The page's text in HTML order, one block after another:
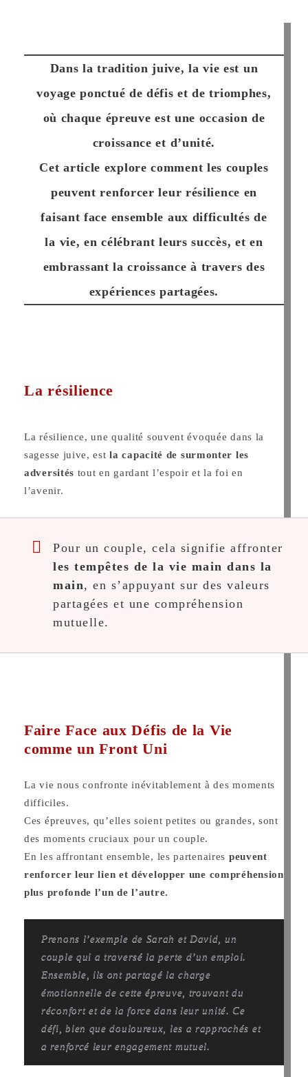
Dans la tradition juive, la vie est un
voyage ponctué de défis et de triomphes,
où chaque épreuve est une occasion de
croissance et d’unité.
Cet article explore comment les couples
peuvent renforcer leur résilience en
faisant face ensemble aux difficultés de
la vie, en célébrant leurs succès, et en
embrassant la croissance à travers des
expériences partagées.
La résilience
La résilience, une qualité souvent évoquée dans la
sagesse juive, estla capacité de surmonter les
adversités tout en gardant l’espoir et la foi en
l’avenir.
Pour un couple, cela signifie affronter
les tempêtes de la vie main dans la
main, en s’appuyant sur des valeurs
partagées et une compréhension
mutuelle.
Faire Face aux Défis de la Vie
comme un Front Uni
La vie nous confronte inévitablement à des moments
difficiles.
Ces épreuves, qu’elles soient petites ou grandes, sont
des moments cruciaux pour un couple.
En les affrontant ensemble, les partenaires peuvent
renforcer leur lien et développer une compréhension
plus profonde l’un de l’autre.
Prenons l’exemple de Sarah et David, un
couple qui a traversé la perte d’un emploi.
Ensemble, ils ont partagé la charge
émotionnelle de cette épreuve, trouvant du
réconfort et de la force dans leur unité. Ce
défi, bien que douloureux, les a rapprochés et
a renforcé leur engagement mutuel.